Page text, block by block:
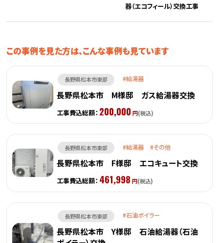
器（エコフィール）交換工事
この事例を見た方は、こんな事例も見ています
長野県松本市東部 給湯器
長野県松本市 M様邸 ガス給湯器交換
工事費込総額： 200,000 円(税込)
長野県松本市東部 給湯器 その他
長野県松本市 F様邸 エコキュート交換
工事費込総額： 461,998 円(税込)
長野県松本市東部 石油ボイラー
長野県松本市 Y様邸 石油給湯器（石油